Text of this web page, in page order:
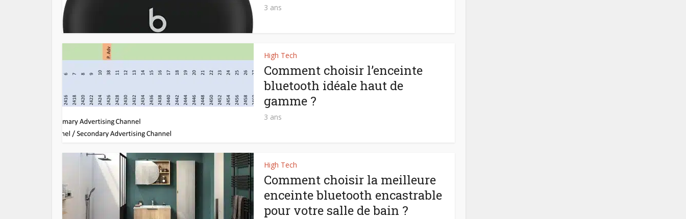
3 ans
High Tech
Comment choisir l’enceinte
bluetooth idéale haut de
gamme ?
3 ans
High Tech
Comment choisir la meilleure
enceinte bluetooth encastrable
pour votre salle de bain ?